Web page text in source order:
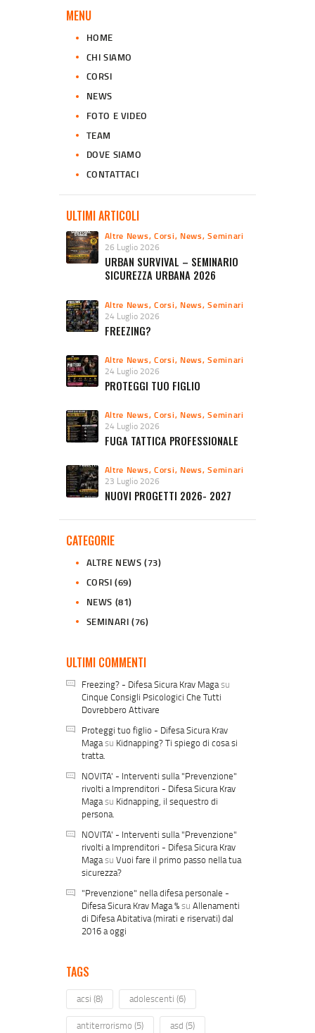
MENU
HOME
CHI SIAMO
CORSI
NEWS
FOTO E VIDEO
TEAM
DOVE SIAMO
CONTATTACI
ULTIMI ARTICOLI
Altre News,Corsi, News,Seminari
26 Luglio 2026
URBAN SURVIVAL – SEMINARIO
SICUREZZA URBANA 2026
Altre News,Corsi, News,Seminari
24 Luglio 2026
FREEZING?
Altre News,Corsi, News,Seminari
24 Luglio 2026
PROTEGGI TUO FIGLIO
Altre News,Corsi, News,Seminari
24 Luglio 2026
FUGA TATTICA PROFESSIONALE
Altre News,Corsi, News,Seminari
23 Luglio 2026
NUOVI PROGETTI 2026- 2027
CATEGORIE
ALTRE NEWS (73)
CORSI (69)
NEWS (81)
SEMINARI (76)
ULTIMI COMMENTI
Freezing? - Difesa Sicura Krav Magasu
Cinque Consigli Psicologici Che Tutti
Dovrebbero Attivare
Proteggi tuo figlio - Difesa Sicura Krav
Magasu Kidnapping? Ti spiego di cosa si
tratta.
NOVITA' - Interventi sulla "Prevenzione"
rivolti a Imprenditori - Difesa Sicura Krav
Magasu Kidnapping, il sequestro di
persona.
NOVITA' - Interventi sulla "Prevenzione"
rivolti a Imprenditori - Difesa Sicura Krav
MagasuVuoi fare il primo passo nella tua
sicurezza?
"Prevenzione" nella difesa personale -
Difesa Sicura Krav Maga %suAllenamenti
di Difesa Abitativa (mirati e riservati) dal
2016 a oggi
TAGS
acsi (8) adolescenti (6)
antiterrorismo (5) asd (5)